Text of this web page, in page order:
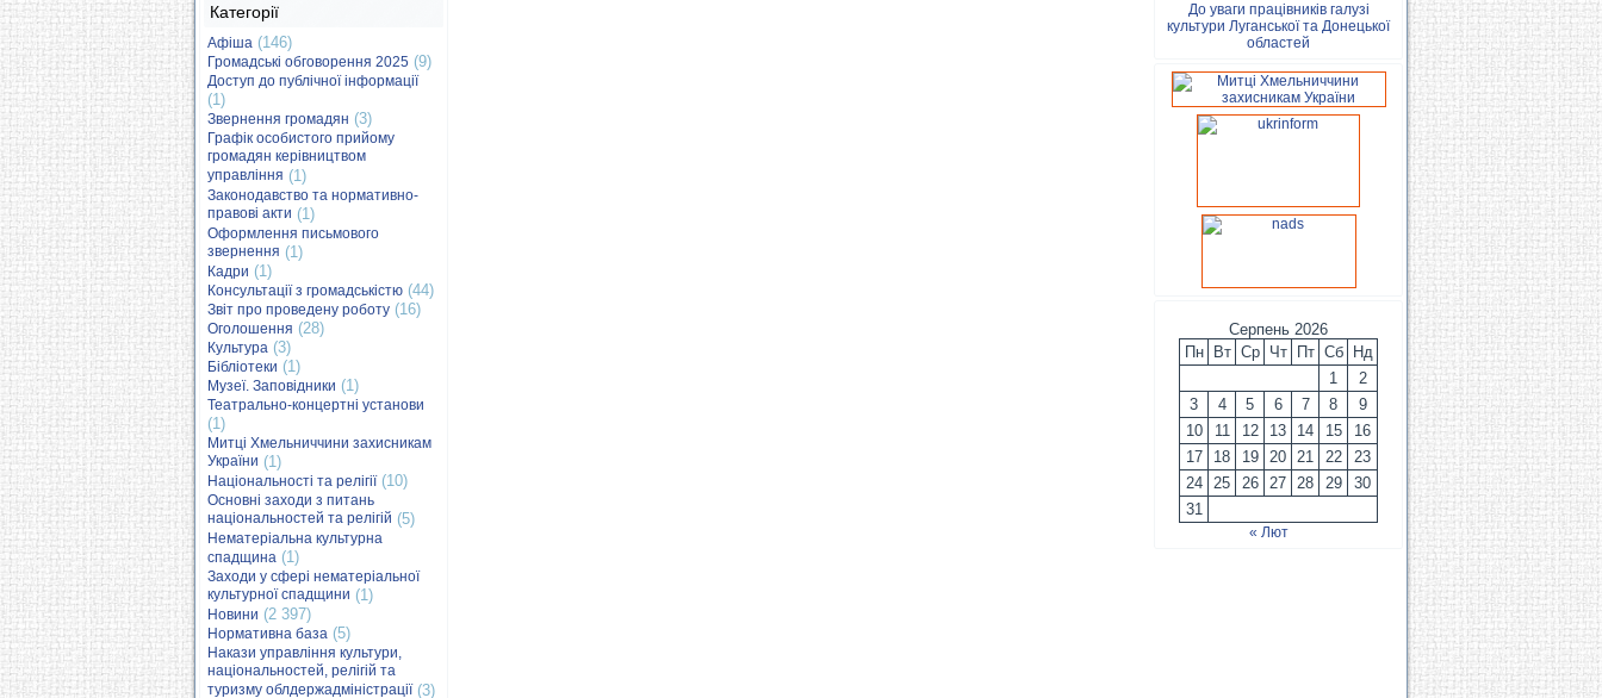
Категорії
Афіша (146)
Громадські обговорення 2025 (9)
Доступ до публічної інформації
(1)
Звернення громадян (3)
Графік особистого прийому
громадян керівництвом
управління (1)
Законодавство та нормативно-
правові акти (1)
Оформлення письмового
звернення (1)
Кадри (1)
Консультації з громадськістю (44)
Звіт про проведену роботу (16)
Оголошення (28)
Культура (3)
Бібліотеки (1)
Музеї. Заповідники (1)
Театрально-концертні установи
(1)
Митці Хмельниччини захисникам
України (1)
Національності та релігії(10)
Основні заходи з питань
національностей та релігій (5)
Нематеріальна культурна
спадщина (1)
Заходи у сфері нематеріальної
культурної спадщини (1)
Новини (2 397)
Нормативна база (5)
Накази управління культури,
національностей, релігій та
туризму облдержадміністрації(3)
До уваги працівників галузі
культури Луганської та Донецької
областей
Серпень 2026
Пн
Вт Ср Чт Пт Сб
Нд
1
2
3
4 5 6 7 8
9
10
11 12 13 14 15
16
17
18 19 20 21 22
23
24
25 26 27 28 29
30
31
« Лют